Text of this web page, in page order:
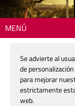
MENÚ
220329-
29 marzo, 2022
Se advierte al
de
para mejorar
estrictamente
web.